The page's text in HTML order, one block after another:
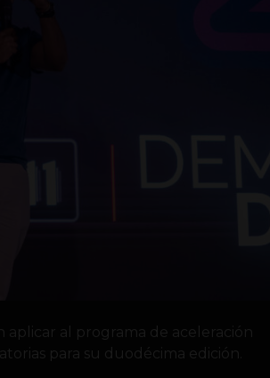
al programa de aceleración
para su duodécima edición.